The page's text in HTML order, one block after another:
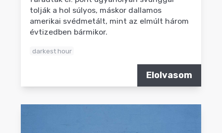
tolják a hol súlyos, máskor dallamos
amerikai svédmetált, mint az elmúlt három
évtizedben bármikor.
darkest hour
Elolvasom